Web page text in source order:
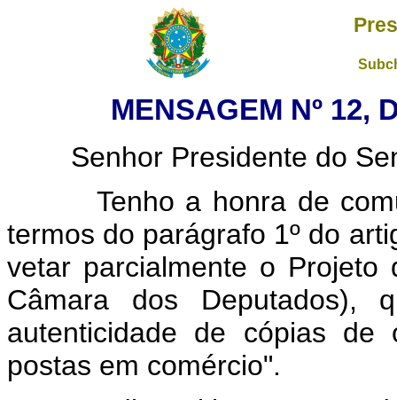
MENSAGEM Nº 12,
Senhor Presidente do
Tenho a honra de
termos do parágrafo 1º do
vetar parcialmente o
Câmara dos Deputados),
autenticidade de cópias de
postas em comércio".